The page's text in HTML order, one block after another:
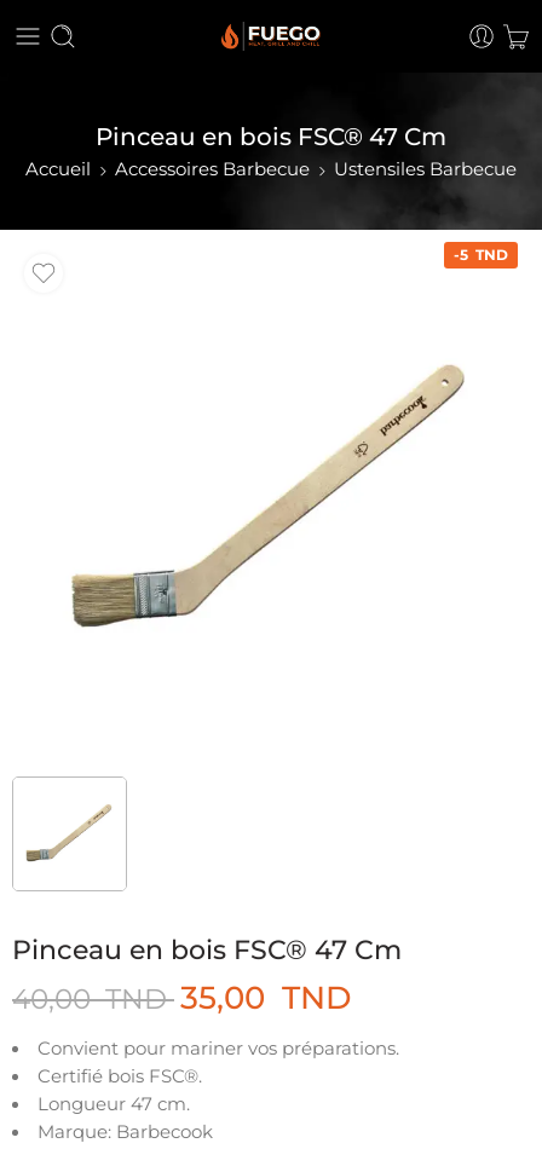
Pinceau en bois FSC® 47 Cm
Accueil Accessoires Barbecue Ustensiles Barbecue
-5 TND
Pinceau en bois FSC® 47 Cm
40,00TND35,00 TND
Convient pour mariner vos préparations.
Certifié bois FSC®.
Longueur 47 cm.
Marque: Barbecook